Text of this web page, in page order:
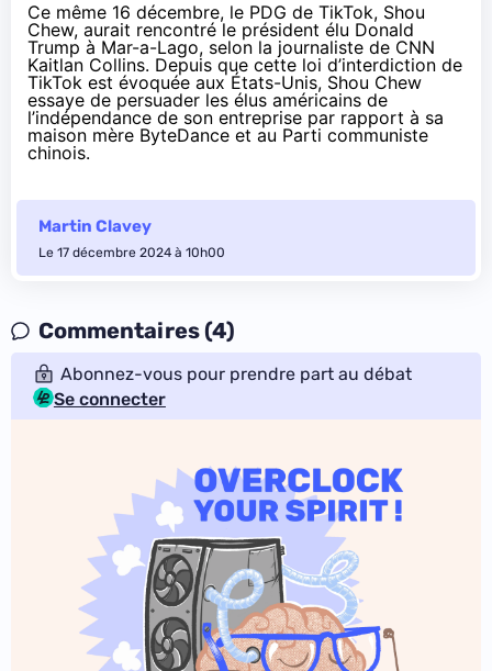
Ce même 16 décembre, le PDG de TikTok, Shou
Chew, aurait rencontré le président élu Donald
Trump à Mar-a-Lago, selon la journaliste de CNN
Kaitlan Collins. Depuis que cette loi d’interdiction de
TikTok est évoquée aux États-Unis, Shou Chew
essaye de persuader les élus américains de
l’indépendance de son entreprise par rapport à sa
maison mère ByteDance et au Parti communiste
chinois.
Martin Clavey
Le 17 décembre 2024 à 10h00
Commentaires (4)
Abonnez-vous pour prendre part au débat
Se connecter